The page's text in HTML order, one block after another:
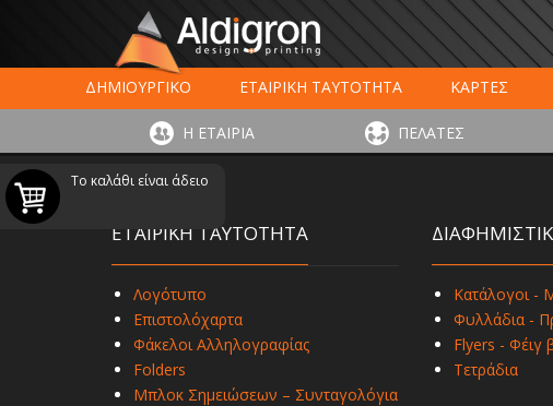
ΔΗΜΙΟΥΡΓΙΚΟ ΕΤΑΙΡΙΚΗ ΤΑΥΤΟΤΗΤΑ ΚΑΡΤΕΣ
ΕΚΤΥΠΩΣΗ ΣΥΣΚΕΥΑΣΙΑΣ
LARGE FORMAT ΕΚΤΥΠΩΣΕΙΣ
Η ΕΤΑΙΡΙΑ ΠΕΛΑΤΕΣ
Το καλάθι είναι άδειο
ΕΤΑΙΡΙΚΗ ΤΑΥΤΟΤΗΤΑ
Λογότυπο
Επιστολόχαρτα
Φάκελοι Αλληλογραφίας
Folders
Μπλοκ Σημειώσεων – Συνταγολόγια
Κατάλογοι -
Φυλλάδια -
Flyers - Φέιγ
Τετράδια